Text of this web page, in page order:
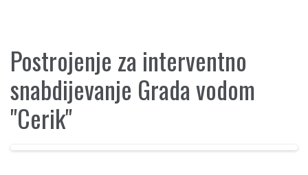
Postrojenje za interventno
snabdijevanje Grada vodom
"Cerik"